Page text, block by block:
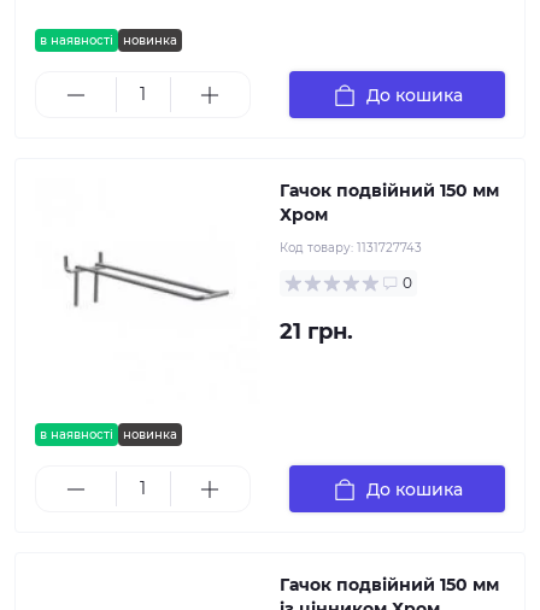
в наявності новинка
До кошика
в наявності новинка
Гачок подвійний 150 мм
Хром
Код товару: 1131727743
0
21 грн.
До кошика
Гачок подвійний 150 мм